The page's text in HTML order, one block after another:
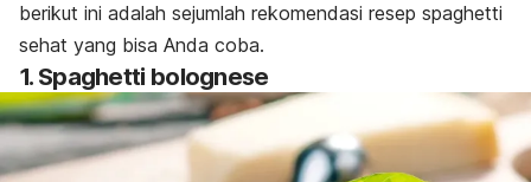
berikut ini adalah sejumlah rekomendasi resep spaghetti
sehat yang bisa Anda coba.
1. Spaghetti bolognese